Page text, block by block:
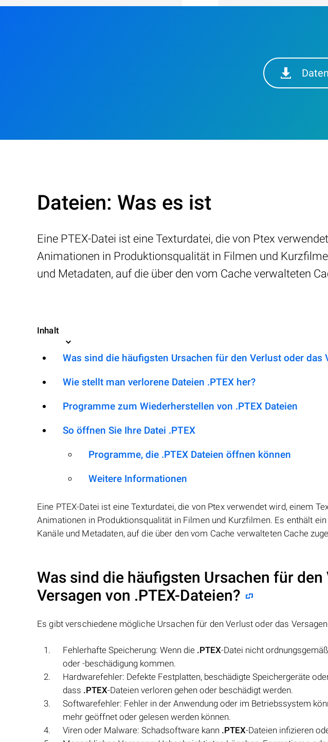
Dateien: Was es ist
Eine PTEX-Datei ist eine Texturdatei, die von Ptex
Animationen in Produktionsqualität in Filmen und
und Metadaten, auf die über den vom Cache verwalteten
Inhalt
Was sind die häufigsten Ursachen für den Verlust oder das
Wie stellt man verlorene Dateien .PTEX her?
Programme zum Wiederherstellen von .PTEX Dateien
So öffnen Sie Ihre Datei .PTEX
Programme, die .PTEX Dateien öffnen können
Weitere Informationen
Eine PTEX-Datei ist eine Texturdatei, die von Ptex verwendet wird, einem
Animationen in Produktionsqualität in Filmen und Kurzfilmen. Es enthält
Kanäle und Metadaten, auf die über den vom Cache verwalteten Cache
Was sind die häufigsten Ursachen für
Versagen von .PTEX-Dateien?
Es gibt verschiedene mögliche Ursachen für den Verlust oder das
Fehlerhafte Speicherung: Wenn die .PTEX-Datei nicht
oder -beschädigung kommen.
Hardwarefehler: Defekte Festplatten, beschädigte Speichergeräte
dass .PTEX-Dateien verloren gehen oder beschädigt werden.
Softwarefehler: Fehler in der Anwendung oder im Betriebssystem
mehr geöffnet oder gelesen werden können.
Viren oder Malware: Schadsoftware kann .PTEX-Dateien infizieren